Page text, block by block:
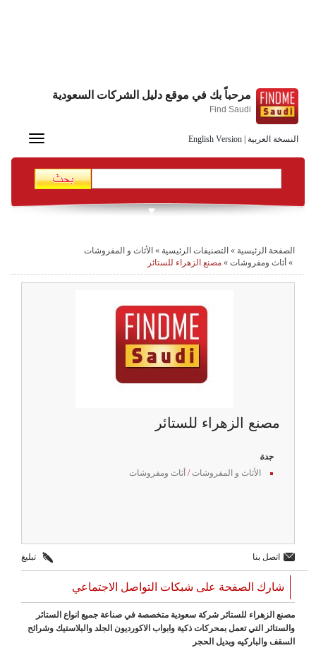
النسخة العربية English Version
مرحباً بك في موقع دليل الشركات السعودية
Find Saudi
Toggle
الصفحة الرئيسية » التصنيفات الرئيسية » الأثاث و المفروشات
» أثاث ومفروشات » مصنع الزهراء للستائر
مصنع الزهراء للستائر
جدة
الأثاث و المفروشات/ أثاث ومفروشات
اتصل بنا تبليغ
شارك الصفحة على شبكات التواصل الاجتماعي
مصنع الزهراء للستائر شركة سعودية متخصصة في صناعة جميع انواع الستائر
والستائر التي تعمل بمحركات ذكية وابواب الاكورديون الجلد والبلاستيك وشرائح
السقف والباركيه وبديل الحجر